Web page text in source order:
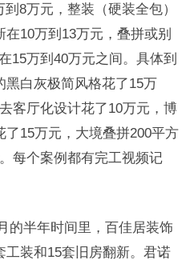
8万元，整装（硬装全包）
10万到13万元，叠拼或别
15万到40万元之间。具体到
黑白灰极简风格花了15万
客厅化设计花了10万元，博
了15万元，大境叠拼200平方
每个案例都有完工视频记
的半年时间里，百佳居装饰
工装和15套旧房翻新。君诺